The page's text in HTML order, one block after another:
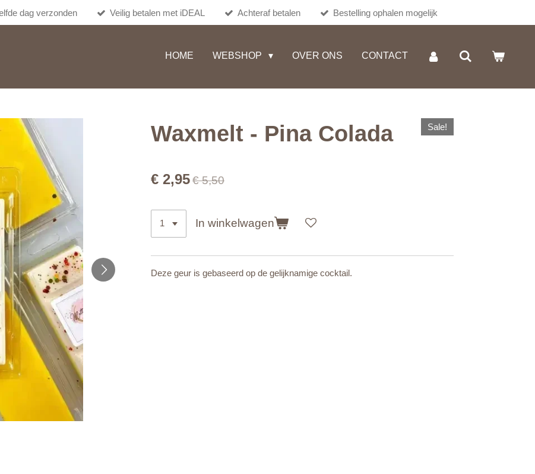
dag verzonden Veilig betalen met iDEAL Achteraf betalen Bestelling ophalen mogelijk
HOME WEBSHOP OVER ONS CONTACT
Waxmelt - Pina Colada Sale!
€ 2,95€ 5,50
In winkelwagen
Deze geur is gebaseerd op de gelijknamige cocktail.